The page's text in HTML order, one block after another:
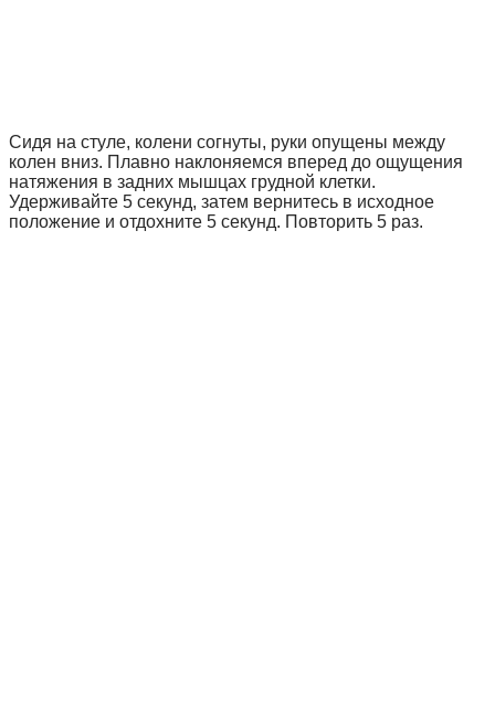
Сидя на стуле, колени согнуты, руки опущены между
колен вниз. Плавно наклоняемся вперед до ощущения
натяжения в задних мышцах грудной клетки.
Удерживайте 5 секунд, затем вернитесь в исходное
положение и отдохните 5 секунд. Повторить 5 раз.